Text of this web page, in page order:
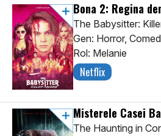
Bona 2: Regina
The Babysitter:
Gen: Horror,
Rol: Melanie
Netflix
Misterele Casei
The Haunting in